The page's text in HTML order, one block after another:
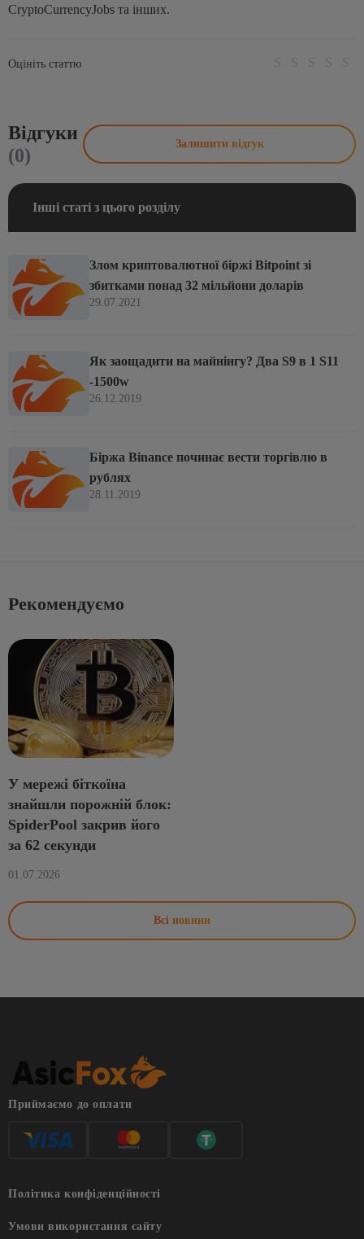
CryptoCurrencyJobs та інших.
Оцініть статтю
Відгуки
(0)
Залишити відгук
Інші статі з цього розділу
Злом криптовалютної біржі Bitpoint зі
збитками понад 32 мільйони доларів
29.07.2021
Як заощадити на майнінгу? Два S9 в 1 S11
-1500w
26.12.2019
Біржа Binance починає вести торгівлю в
рублях
28.11.2019
Рекомендуємо
У мережі біткоїна
знайшли порожній блок:
SpiderPool закрив його
за 62 секунди
01.07.2026
Всі новини
Приймаємо до оплати
Політика конфіденційності
Умови використання сайту